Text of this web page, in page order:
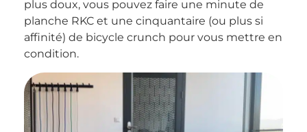
plus doux, vous pouvez faire une minute de
planche RKC et une cinquantaire (ou plus si
affinité) de bicycle crunch pour vous mettre en
condition.